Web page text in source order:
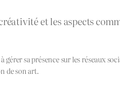
et les aspects
gérer sa présence sur les réseaux
de son art.